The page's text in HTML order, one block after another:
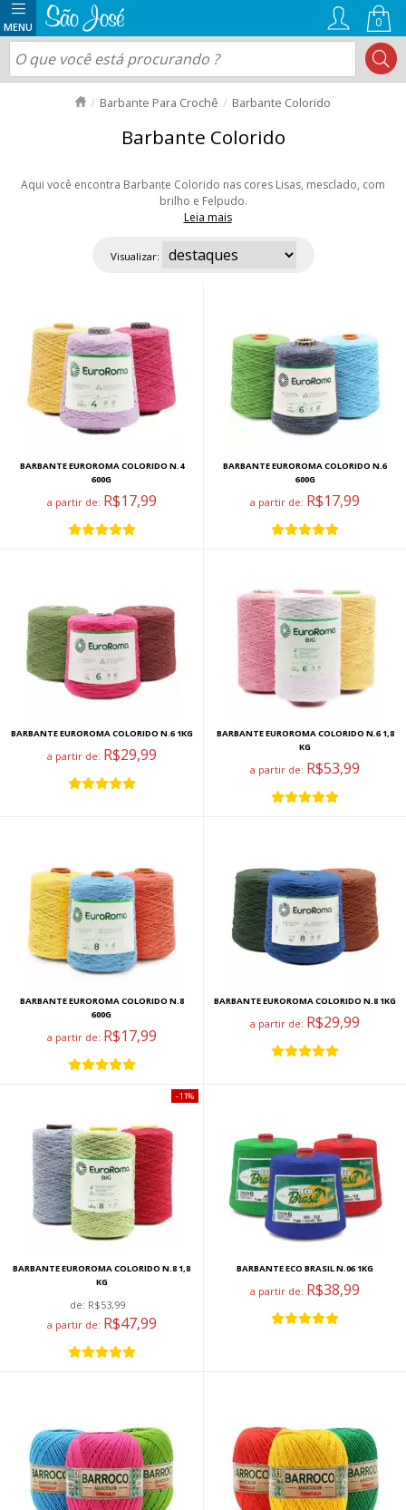
0
Barbante Para Crochê Barbante Colorido
Barbante Colorido
Aqui você encontra Barbante Colorido nas cores Lisas, mesclado, com
brilho e Felpudo.
Leia mais
técnicas como crochê, tear, crochê tunisiano e macramê. Aproveite as
ofertas e nosso envio rápido para todo Brasil!
Visualizar:
BARBANTE EUROROMA COLORIDO N.4
600G
a partir de: R$17,99
BARBANTE EUROROMA COLORIDO N.6
600G
a partir de: R$17,99
BARBANTE EUROROMA COLORIDO N.6 1KG
a partir de: R$29,99
BARBANTE EUROROMA COLORIDO N.6 1,8
KG
a partir de: R$53,99
BARBANTE EUROROMA COLORIDO N.8
600G
a partir de: R$17,99
BARBANTE EUROROMA COLORIDO N.8 1KG
a partir de: R$29,99
BARBANTE EUROROMA COLORIDO N.8 1,8
KG
de: R$53,99
a partir de: R$47,99
11%
BARBANTE ECO BRASIL N.06 1KG
a partir de: R$38,99